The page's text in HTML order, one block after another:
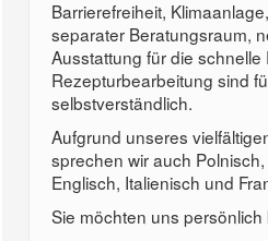
Barrierefreiheit,
separater Beratungsraum,
Ausstattung für die schnelle
Rezepturbearbeitung sind
selbstverständlich.
Aufgrund unseres
sprechen wir auch
Englisch, Italienisch und
Sie möchten uns